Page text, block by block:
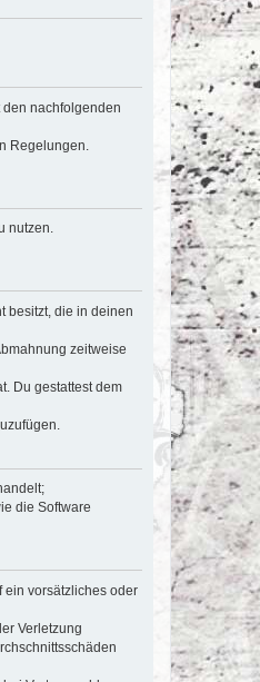
den nachfolgenden
Regelungen.
nutzen.
besitzt, die in deinen
zeitweise
Du gestattest dem
die Software
ein vorsätzliches oder
Verletzung